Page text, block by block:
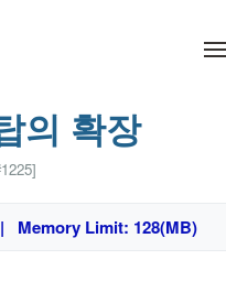
의 확장
Memory Limit: 128(MB)